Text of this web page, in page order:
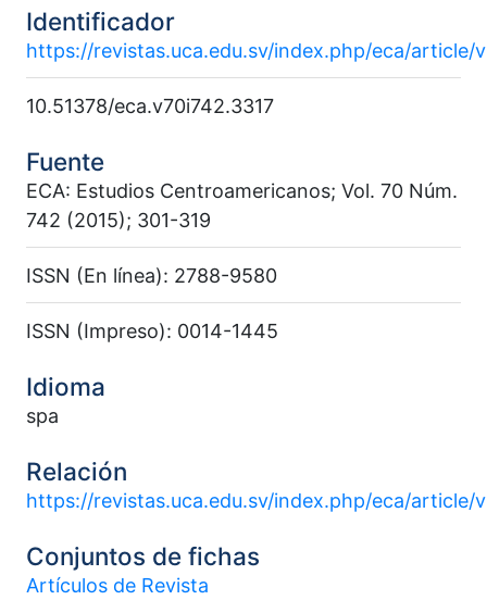
Identificador
https://revistas.uca.edu.sv/index.php/eca/article/
10.51378/eca.v70i742.3317
Fuente
ECA: Estudios Centroamericanos; Vol. 70 Núm.
742 (2015); 301-319
ISSN (En línea): 2788-9580
ISSN (Impreso): 0014-1445
Idioma
spa
Relación
https://revistas.uca.edu.sv/index.php/eca/article/
Conjuntos de fichas
Artículos de Revista